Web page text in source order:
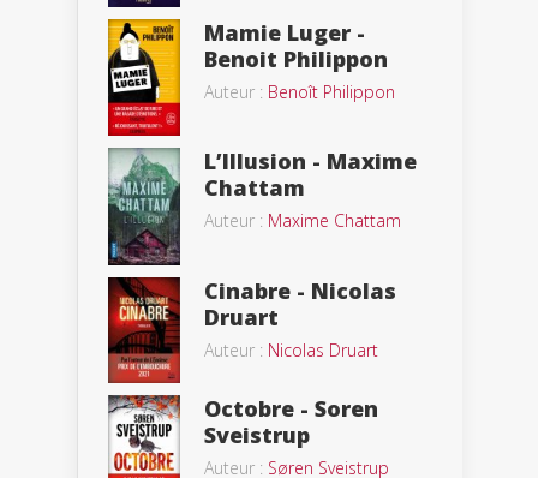
Mamie Luger -
Benoit Philippon
Auteur : Benoît Philippon
L’Illusion - Maxime
Chattam
Auteur : Maxime Chattam
Cinabre - Nicolas
Druart
Auteur : Nicolas Druart
Octobre - Soren
Sveistrup
Auteur : Søren Sveistrup